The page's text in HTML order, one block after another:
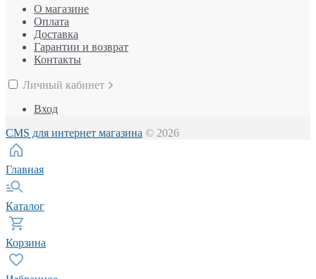
О магазине
Оплата
Доставка
Гарантии и возврат
Контакты
Личный кабинет
Вход
CMS для интернет магазина © 2026
Главная
Каталог
Корзина